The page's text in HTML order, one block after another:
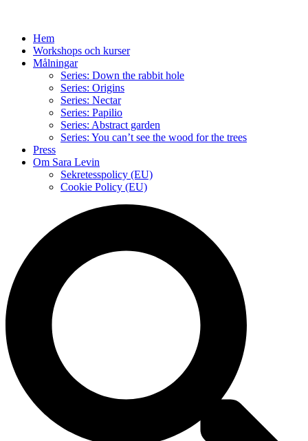
Hem
Workshops och kurser
Målningar
Series: Down the rabbit hole
Series: Origins
Series: Nectar
Series: Papilio
Series: Abstract garden
Series: You can’t see the wood for the trees
Press
Om Sara Levin
Sekretesspolicy (EU)
Cookie Policy (EU)